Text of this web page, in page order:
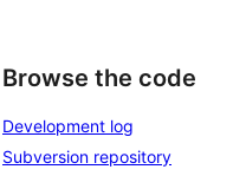
Browse the code
Development log
Subversion repository